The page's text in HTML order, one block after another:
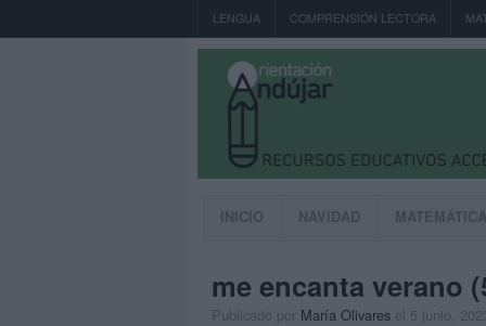
LENGUA COMPRENSIÓN LECTORA
INICIO NAVIDAD
me encanta verano
Publicado por María Olivares el 5 junio,